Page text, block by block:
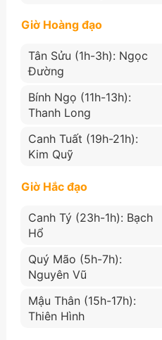
Giờ Hoàng đạo
Tân Sửu (1h-3h): Ngọc
Đường
Bính Ngọ (11h-13h):
Thanh Long
Canh Tuất (19h-21h):
Kim Quỹ
Giờ Hắc đạo
Canh Tý (23h-1h): Bạch
Hổ
Quý Mão (5h-7h):
Nguyên Vũ
Mậu Thân (15h-17h):
Thiên Hình